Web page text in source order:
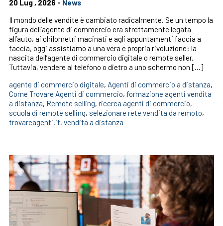
20 Lug , 2026 - News
Il mondo delle vendite è cambiato radicalmente. Se un tempo la
figura dell’agente di commercio era strettamente legata
all’auto, ai chilometri macinati e agli appuntamenti faccia a
faccia, oggi assistiamo a una vera e propria rivoluzione: la
nascita dell’agente di commercio digitale o remote seller.
Tuttavia, vendere al telefono o dietro a uno schermo non […]
agente di commercio digitale, Agenti di commercio a distanza,
Come Trovare Agenti di commercio, formazione agenti vendita
a distanza, Remote selling, ricerca agenti di commercio,
scuola di remote selling, selezionare rete vendita da remoto,
trovareagenti.it, vendita a distanza